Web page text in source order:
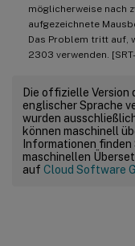
möglicherweise nach
aufgezeichnete
Das Problem tritt auf,
2303 verwenden.
Die offizielle Version
englischer Sprache
wurden
können maschinell
Informationen
maschinellen
auf Cloud Software